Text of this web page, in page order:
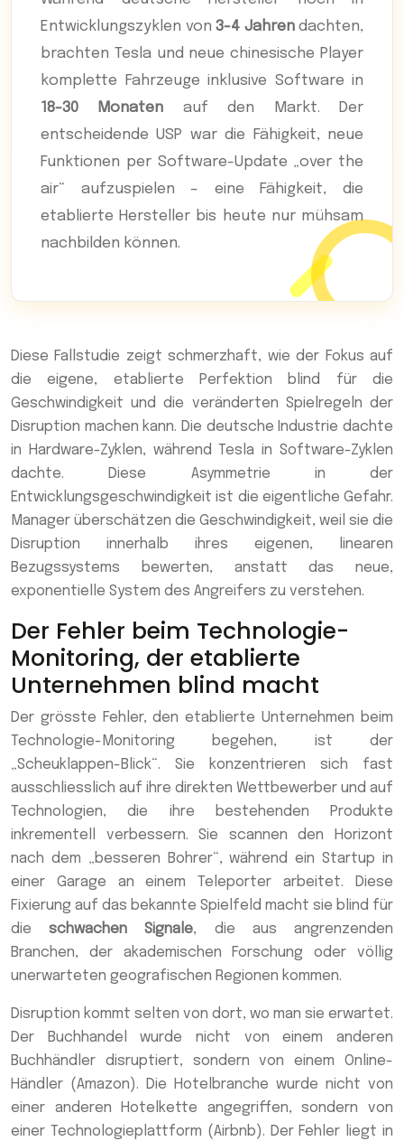
Entwicklungszyklen von 3-4 Jahrendachten,
brachten Tesla und neue chinesische Player
komplette Fahrzeuge inklusive Software in
18-30 Monaten auf den Markt. Der
entscheidende USP war die Fähigkeit, neue
Funktionen per Software-Update „over the
air“ aufzuspielen – eine Fähigkeit, die
etablierte Hersteller bis heute nur mühsam
nachbilden können.
Diese Fallstudie zeigt schmerzhaft, wie der Fokus auf
die eigene, etablierte Perfektion blind für die
Geschwindigkeit und die veränderten Spielregeln der
Disruption machen kann. Die deutsche Industrie dachte
in Hardware-Zyklen, während Tesla in Software-Zyklen
dachte. Diese Asymmetrie in der
Entwicklungsgeschwindigkeit ist die eigentliche Gefahr.
Manager überschätzen die Geschwindigkeit, weil sie die
Disruption innerhalb ihres eigenen, linearen
Bezugssystems bewerten, anstatt das neue,
exponentielle System des Angreifers zu verstehen.
Der Fehler beim Technologie-
Monitoring, der etablierte
Unternehmen blind macht
Der grösste Fehler, den etablierte Unternehmen beim
Technologie-Monitoring begehen, ist der
„Scheuklappen-Blick“. Sie konzentrieren sich fast
ausschliesslich auf ihre direkten Wettbewerber und auf
Technologien, die ihre bestehenden Produkte
inkrementell verbessern. Sie scannen den Horizont
nach dem „besseren Bohrer“, während ein Startup in
einer Garage an einem Teleporter arbeitet. Diese
Fixierung auf das bekannte Spielfeld macht sie blind für
dieschwachen Signale, die aus angrenzenden
Branchen, der akademischen Forschung oder völlig
unerwarteten geografischen Regionen kommen.
Disruption kommt selten von dort, wo man sie erwartet.
Der Buchhandel wurde nicht von einem anderen
Buchhändler disruptiert, sondern von einem Online-
Händler (Amazon). Die Hotelbranche wurde nicht von
einer anderen Hotelkette angegriffen, sondern von
einer Technologieplattform (Airbnb). Der Fehler liegt in